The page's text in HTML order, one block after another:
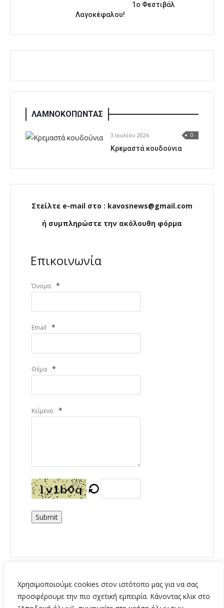
Χρησιμοποιούμε cookies στον ιστότοπο μας για να σας
προσφέρουμε την πιο σχετική εμπειρία. Κάνοντας κλικ στο
1o Φεστιβάλ
Λαγοκέφαλου!
ΛΑΜΝΟΚΟΠΩΝΤΑΣ
3 Ιουλίου 2026 0
Κρεμαστά κουδούνια
Στείλτε e-mail στο : kavosnews@gmail.com
ή συμπληρώστε την ακόλουθη φόρμα
Επικοινωνία
Όνομα *
Email *
Θέμα *
Κείμενο *
Submit